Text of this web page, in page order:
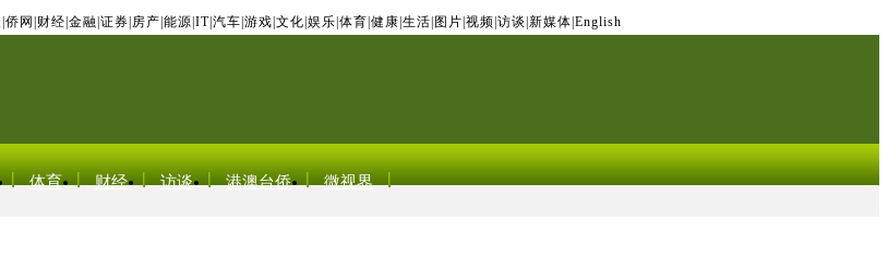
侨网 财经 金融 证券 房产 能源 IT| 汽车 游戏 文化 娱乐 体育 健康 生活 图片 视频 访谈 新媒体 English
体育 财经 访谈 港澳台侨 微视界